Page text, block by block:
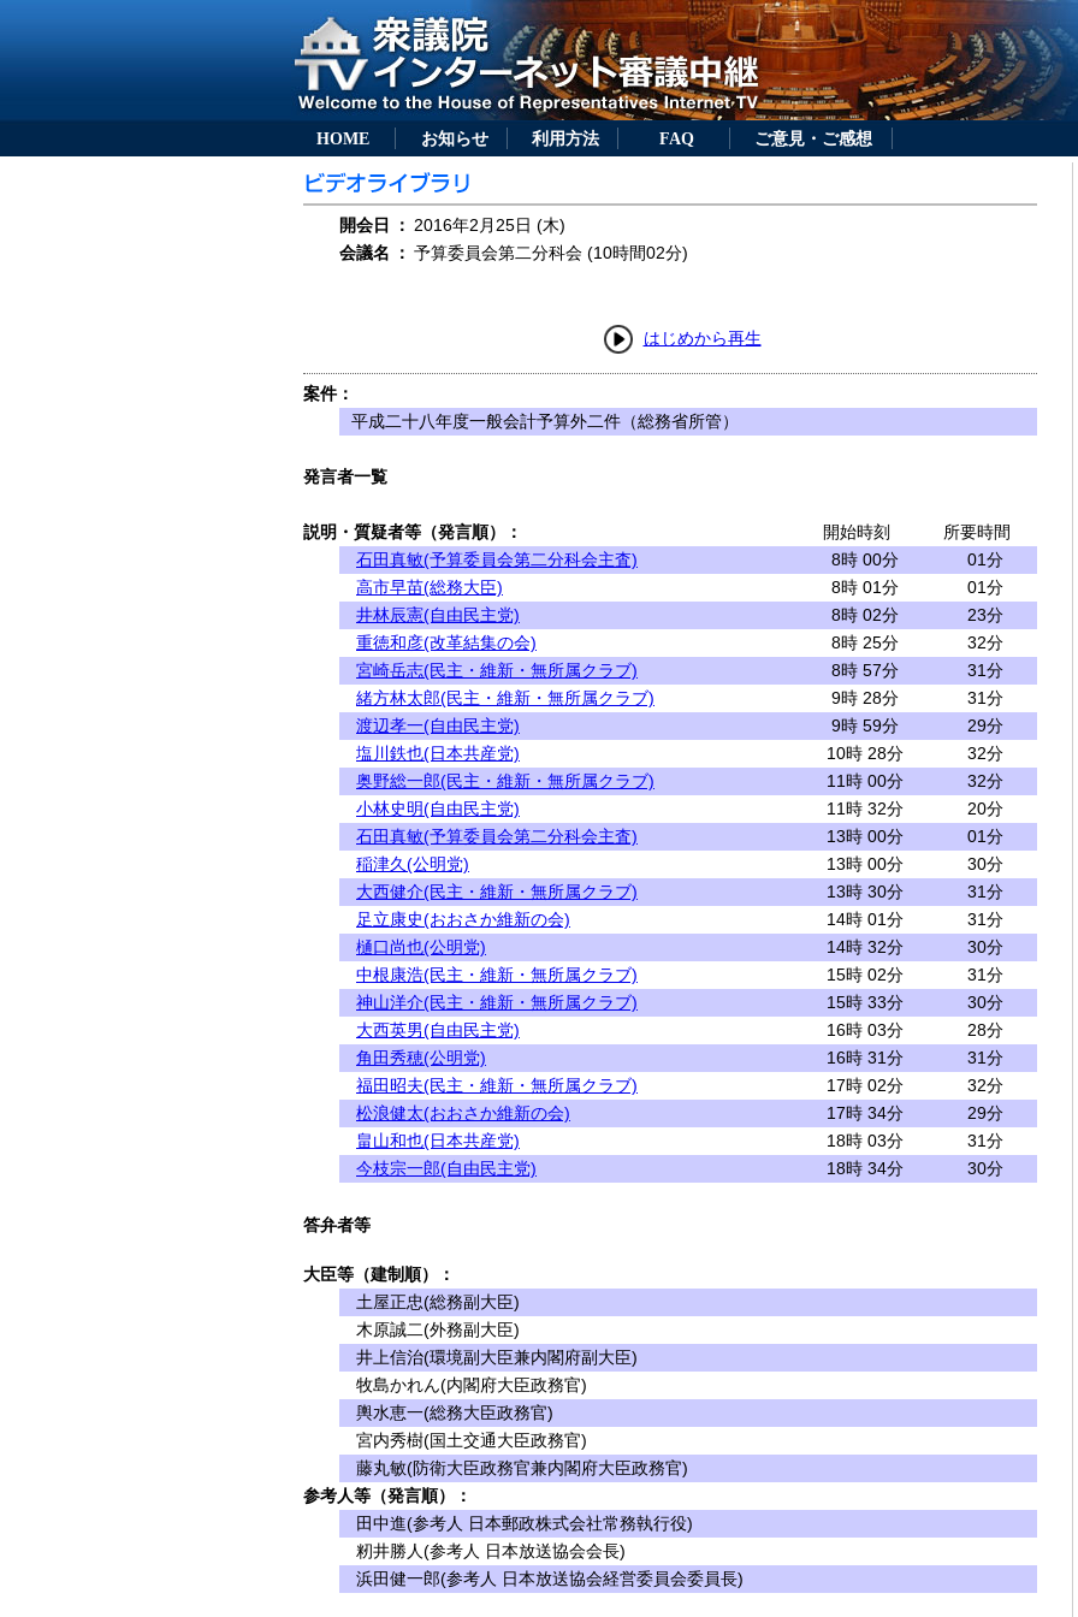
HOME お知らせ 利用方法 FAQ ご意見・ご感想
開会日 ： 2016年2月25日 (木)
会議名
： 予算委員会第二分科会 (10時間02分)
はじめから再生
案件：
平成二十八年度一般会計予算外二件（総務省所管）
発言者一覧
説明・質疑者等（発言順）： 開始時刻
所要時間
石田真敏(予算委員会第二分科会主査)
8時 00分
01分
高市早苗(総務大臣)
8時 01分
01分
井林辰憲(自由民主党)
8時 02分
23分
重徳和彦(改革結集の会)
8時 25分
32分
宮崎岳志(民主・維新・無所属クラブ)
8時 57分
31分
緒方林太郎(民主・維新・無所属クラブ)
9時 28分
31分
渡辺孝一(自由民主党)
9時 59分
29分
塩川鉄也(日本共産党)
10時 28分
32分
奥野総一郎(民主・維新・無所属クラブ)
11時 00分
32分
小林史明(自由民主党)
11時 32分
20分
石田真敏(予算委員会第二分科会主査)
13時 00分
01分
稲津久(公明党)
13時 00分
30分
大西健介(民主・維新・無所属クラブ)
13時 30分
31分
足立康史(おおさか維新の会)
14時 01分
31分
樋口尚也(公明党)
14時 32分
30分
中根康浩(民主・維新・無所属クラブ)
15時 02分
31分
神山洋介(民主・維新・無所属クラブ)
15時 33分
30分
大西英男(自由民主党)
16時 03分
28分
角田秀穂(公明党)
16時 31分
31分
福田昭夫(民主・維新・無所属クラブ)
17時 02分
32分
松浪健太(おおさか維新の会)
17時 34分
29分
畠山和也(日本共産党)
18時 03分
31分
今枝宗一郎(自由民主党)
18時 34分 30分
答弁者等
大臣等（建制順）：
土屋正忠(総務副大臣)
木原誠二(外務副大臣)
井上信治(環境副大臣兼内閣府副大臣)
牧島かれん(内閣府大臣政務官)
輿水恵一(総務大臣政務官)
宮内秀樹(国土交通大臣政務官)
藤丸敏(防衛大臣政務官兼内閣府大臣政務官)
参考人等（発言順）：
田中進(参考人 日本郵政株式会社常務執行役)
籾井勝人(参考人 日本放送協会会長)
浜田健一郎(参考人 日本放送協会経営委員会委員長)